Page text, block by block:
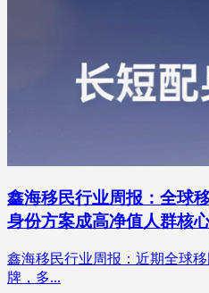
鑫海移民行业周报：全球
身份方案成高净值人群核
鑫海移民行业周报：近期全球
牌，多...